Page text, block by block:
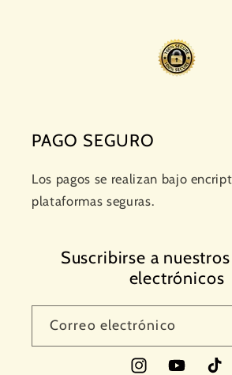
PAGO SEGURO
Los pagos se realizan bajo
plataformas seguras.
Suscribirse a
electrónicos
Correo electrónico